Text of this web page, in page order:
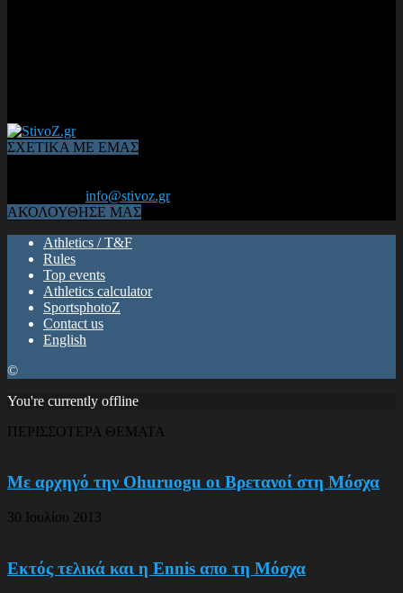
ΣΧΕΤΙΚΑ ΜΕ ΕΜΑΣ
info@stivoz.gr
ΑΚΟΛΟΥΘΗΣΕ ΜΑΣ
Athletics / T&F
Rules
Top events
Athletics calculator
SportsphotoZ
Contact us
English
©
You're currently offline
ΠΕΡΙΣΣΟΤΕΡΑ ΘΕΜΑΤΑ
Με αρχηγό την Ohuruogu οι Βρετανοί στη Μόσχα
30 Ιουλίου 2013
Εκτός τελικά και η Ennis απο τη Μόσχα